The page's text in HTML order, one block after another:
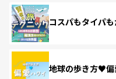
コスパもタイパ
地球の歩き方♥偏